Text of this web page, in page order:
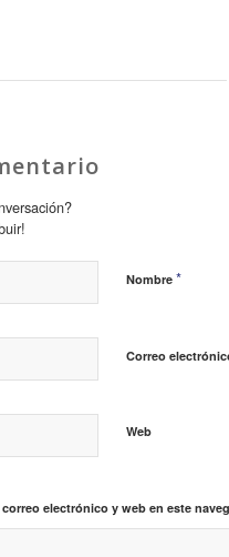
Nombre *
Correo
Web
electrónico y web en este